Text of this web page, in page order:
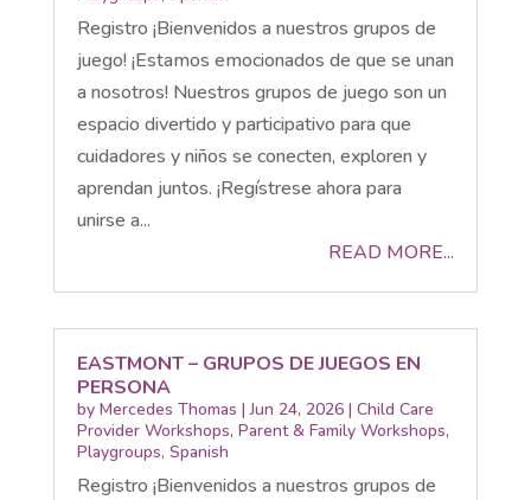
Registro ¡Bienvenidos a nuestros grupos de
juego! ¡Estamos emocionados de que se unan
a nosotros! Nuestros grupos de juego son un
espacio divertido y participativo para que
cuidadores y niños se conecten, exploren y
aprendan juntos. ¡Regístrese ahora para
unirse a...
READ MORE...
EASTMONT – GRUPOS DE JUEGOS EN
PERSONA
by Mercedes Thomas |Jun 24, 2026| Child Care
Provider Workshops, Parent & Family Workshops,
Playgroups, Spanish
Registro ¡Bienvenidos a nuestros grupos de